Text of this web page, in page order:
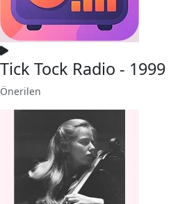
Tick Tock Radio - 1999
Önerilen